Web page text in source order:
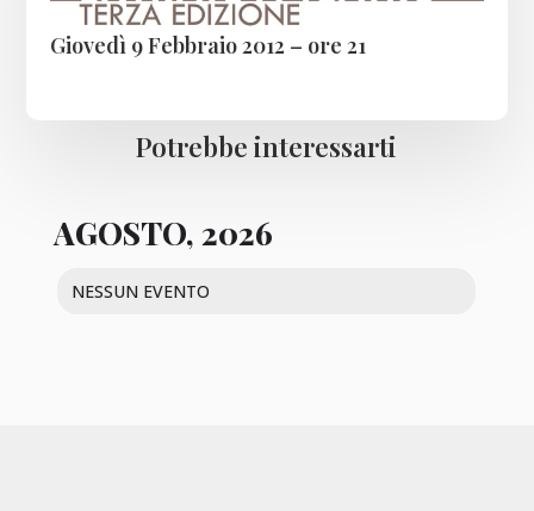
Giovedì 9 Febbraio 2012 – ore 21
Potrebbe interessarti
AGOSTO, 2026
NESSUN EVENTO